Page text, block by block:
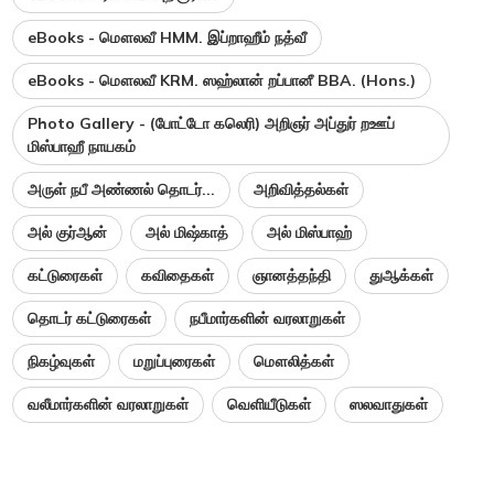
eBooks - மௌலவீ HMM. இப்றாஹீம் நத்வீ
eBooks - மௌலவீ KRM. ஸஹ்லான் றப்பானீ BBA. (Hons.)
Photo Gallery - (போட்டோ கலெரி) அறிஞர் அப்துர் றஊப்
மிஸ்பாஹீ நாயகம்
அருள் நபீ அண்ணல் தொடர்... அறிவித்தல்கள்
அல் குர்ஆன் அல் மிஷ்காத் அல் மிஸ்பாஹ்
கட்டுரைகள் கவிதைகள் ஞானத்தந்தி துஆக்கள்
தொடர் கட்டுரைகள் நபீமார்களின் வரலாறுகள்
நிகழ்வுகள் மறுப்புரைகள் மௌலித்கள்
வலீமார்களின் வரலாறுகள் வெளியீடுகள் ஸலவாதுகள்